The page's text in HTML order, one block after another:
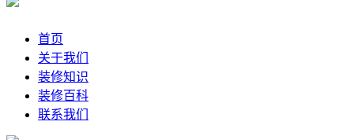
首页
关于我们
装修知识
装修百科
联系我们